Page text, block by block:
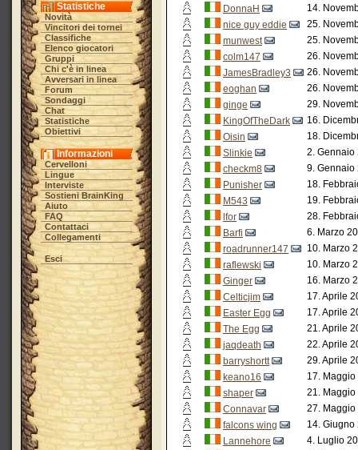
Statistiche
Novità
Vincitori dei tornei
Classifiche
Elenco giocatori
Gruppi
Chi c'è in linea
Avversari in linea
Forum
Sondaggi
Chat
Statistiche
Obiettivi
Informazioni
Cervelloni
Lingue
Interviste
Sostieni BrainKing
Aiuto
FAQ
Contattaci
Collegamenti
Esci
DonnaH
14.
nice guy eddie
25.
munwest
25.
colm147
26.
JamesBradley3
26.
eoghan
26.
ginge
29.
KingOfTheDark
16.
Oisin
18.
Slinkie
2. Gennaio
checkm8
9. Gennaio
Punisher
18.
M543
19.
lfor
28.
Barfi
6. Marzo
roadrunner147
10. Marzo
raflewski
10. Marzo
Ginger
16. Marzo
Celticjim
17. Aprile
Easter Egg
17. Aprile
The Egg
21. Aprile
jaqdeath
22. Aprile
barryshortt
29. Aprile
keano16
17.
shaper
21.
Connavar
27.
falcons wing
14. Giugno
Lannehore
4. Luglio